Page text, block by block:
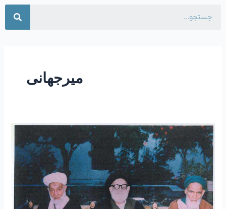
میرجهانی
۹۸
-زندگینامه
از
مرحوم
حضرت
آقای